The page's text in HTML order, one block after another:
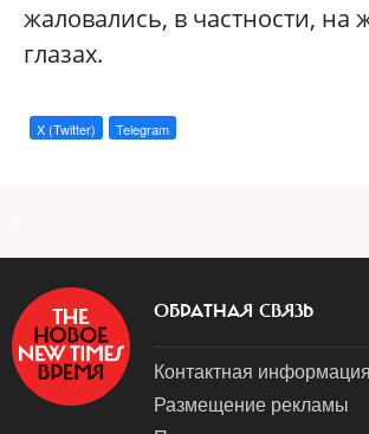
жаловались, в частности, на
глазах.
X (Twitter) Telegram
ОБРАТНАЯ СВЯЗЬ
Контактная информация
Размещение рекламы